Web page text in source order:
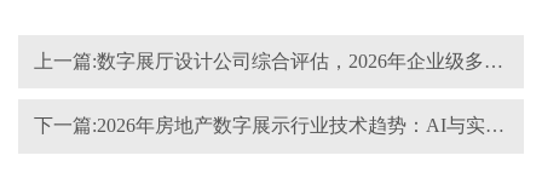
上一篇:数字展厅设计公司综合评估，2026年企业级多媒体展厅服务商实力观察
下一篇:2026年房地产数字展示行业技术趋势：AI与实时渲染驱动的新一轮升级